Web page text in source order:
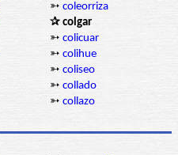
➳ coleorriza
✰ colgar
➳ colicuar
➳ colihue
➳ coliseo
➳ collado
➳ collazo